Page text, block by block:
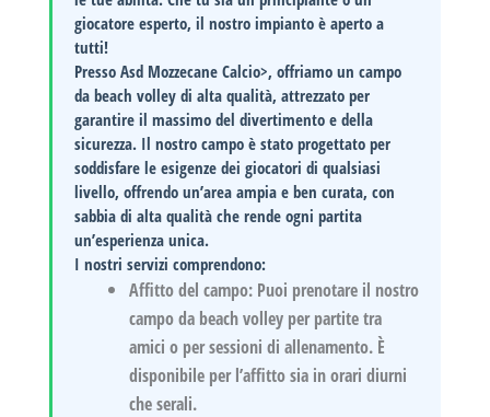
giocatore esperto, il nostro impianto è aperto a
tutti!
Presso Asd Mozzecane Calcio>, offriamo un campo
da beach volley di alta qualità, attrezzato per
garantire il massimo del divertimento e della
sicurezza. Il nostro campo è stato progettato per
soddisfare le esigenze dei giocatori di qualsiasi
livello, offrendo un’area ampia e ben curata, con
sabbia di alta qualità che rende ogni partita
un’esperienza unica.
I nostri servizi comprendono:
Affitto del campo: Puoi prenotare il nostro
campo da beach volley per partite tra
amici o per sessioni di allenamento. È
disponibile per l’affitto sia in orari diurni
che serali.